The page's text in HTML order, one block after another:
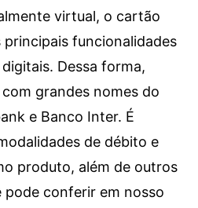
virtual, o cartão
principais funcionalidades
Dessa forma,
grandes nomes do
e Banco Inter. É
de débito e
produto, além de outros
pode conferir em nosso